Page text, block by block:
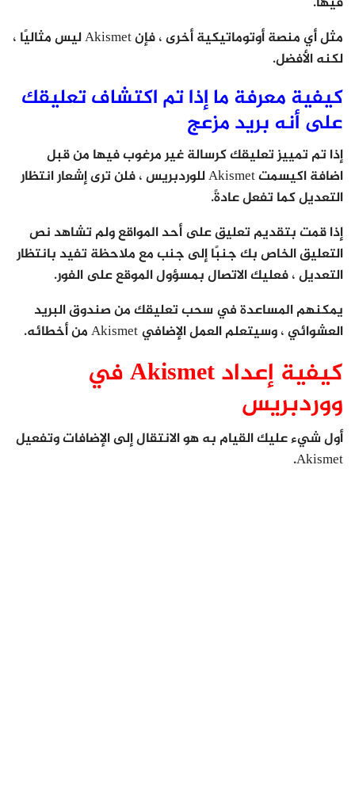
مثل أي منصة أوتوماتيكية أخرى ، فإن Akismet ليس مثاليًا ،
لكنه الأفضل.
كيفية معرفة ما إذا تم اكتشاف تعليقك
على أنه بريد مزعج
إذا تم تمييز تعليقك كرسالة غير مرغوب فيها من قبل
اضافة اكيسمت Akismet للوردبريس ، فلن ترى إشعار انتظار
التعديل كما تفعل عادةً.
إذا قمت بتقديم تعليق على أحد المواقع ولم تشاهد نص
التعليق الخاص بك جنبًا إلى جنب مع ملاحظة تفيد بانتظار
التعديل ، فعليك الاتصال بمسؤول الموقع على الفور.
يمكنهم المساعدة في سحب تعليقك من صندوق البريد
العشوائي ، وسيتعلم العمل الإضافي Akismet من أخطائه.
كيفية إعداد Akismet في
ووردبريس
أول شيء عليك القيام به هو الانتقال إلى الإضافات وتفعيل
Akismet.